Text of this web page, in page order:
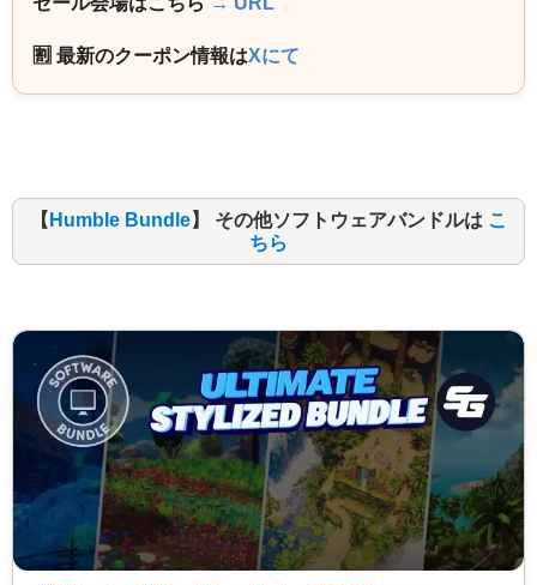
🈹 最新のクーポン情報はXにて
【 Humble Bundle】 その他ソフトウェアバンドルは こ
ちら